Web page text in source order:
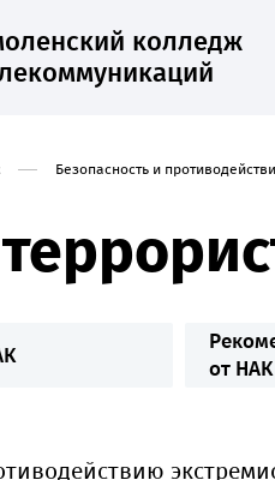
колледж
Безопасность и
от